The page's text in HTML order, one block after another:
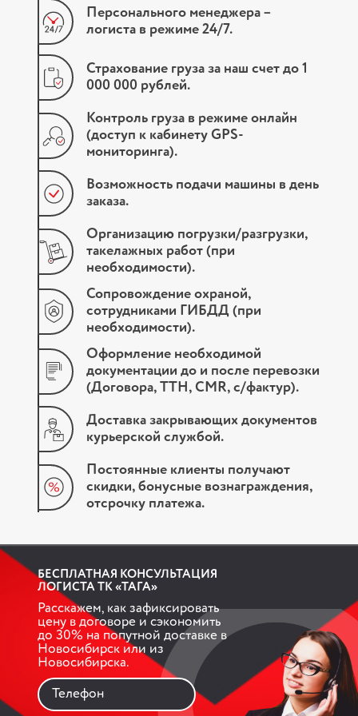
Персонального менеджера –
логиста в режиме 24/7.
Страхование груза за наш счет до 1
000 000 рублей.
Контроль груза в режиме онлайн
(доступ к кабинету GPS-
мониторинга).
Возможность подачи машины в день
заказа.
Организацию погрузки/разгрузки,
такелажных работ (при
необходимости).
Сопровождение охраной,
сотрудниками ГИБДД (при
необходимости).
Оформление необходимой
документации до и после перевозки
(Договора, ТТН, СМR, с/фактур).
Доставка закрывающих документов
курьерской службой.
Постоянные клиенты получают
скидки, бонусные вознаграждения,
отсрочку платежа.
БЕСПЛАТНАЯ КОНСУЛЬТАЦИЯ
ЛОГИСТА ТК «ТАГА»
Расскажем, как зафиксировать
цену в договоре и сэкономить
до 30% на попутной доставке в
Новосибирск или из
Новосибирска.